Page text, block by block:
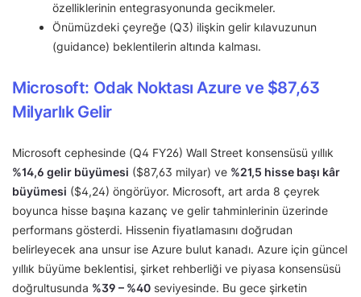
özelliklerinin entegrasyonunda gecikmeler.
Önümüzdeki çeyreğe (Q3) ilişkin gelir kılavuzunun
(guidance) beklentilerin altında kalması.
Microsoft: Odak Noktası Azure ve $87,63
Milyarlık Gelir
Microsoft cephesinde (Q4 FY26) Wall Street konsensüsü yıllık
%14,6 gelir büyümesi ($87,63 milyar) ve %21,5 hisse başı kâr
büyümesi ($4,24) öngörüyor. Microsoft, art arda 8 çeyrek
boyunca hisse başına kazanç ve gelir tahminlerinin üzerinde
performans gösterdi. Hissenin fiyatlamasını doğrudan
belirleyecek ana unsur ise Azure bulut kanadı. Azure için güncel
yıllık büyüme beklentisi, şirket rehberliği ve piyasa konsensüsü
doğrultusunda %39 – %40 seviyesinde. Bu gece şirketin